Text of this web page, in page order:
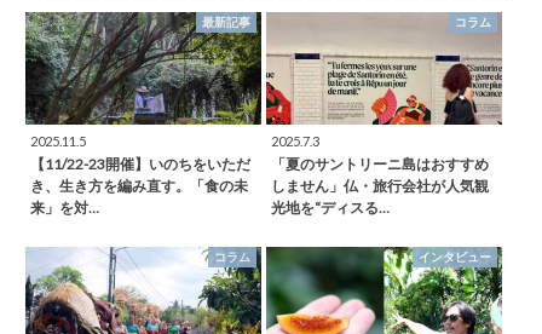
最新記事
2025.11.5
【11/22-23開催】いのちをいただ
き、生き方を編み直す。「食の未
来」を対…
コラム
2025.7.3
「夏のサントリーニ島はおすすめ
しません」仏・旅行会社が人気観
光地を“ディスる…
コラム インタビュー